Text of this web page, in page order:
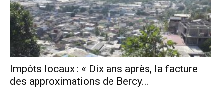
Impôts locaux : « Dix ans après, la facture
des approximations de Bercy...